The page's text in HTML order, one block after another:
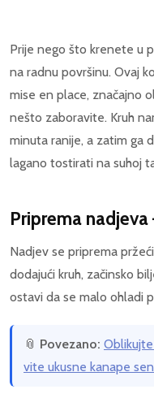
Prije nego što krenete u
na radnu površinu. Ovaj
mise en place, značajno
nešto zaboravite. Kruh
minuta ranije, a zatim ga
lagano tostirati na suhoj
Priprema
Nadjev se priprema
dodajući kruh, začinsko
ostavi da se malo ohladi
📎 Povezano:
vite ukusne kanape